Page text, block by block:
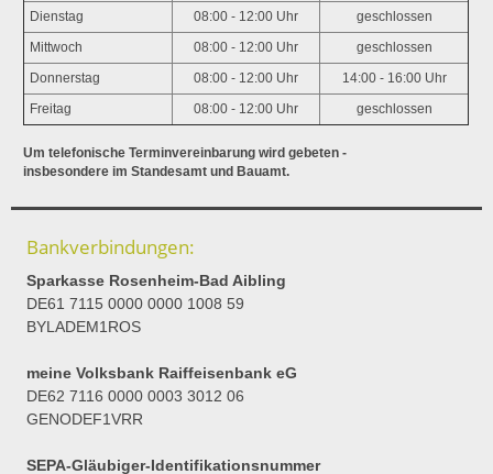
Dienstag 08:00 - 12:00 Uhr geschlossen
Mittwoch 08:00 - 12:00 Uhr geschlossen
Donnerstag 08:00 - 12:00 Uhr 14:00 - 16:00 Uhr
Freitag 08:00 - 12:00 Uhr geschlossen
Um telefonische Terminvereinbarung wird gebeten -
insbesondere im Standesamt und Bauamt.
Bankverbindungen:
Sparkasse Rosenheim-Bad Aibling
DE61 7115 0000 0000 1008 59
BYLADEM1ROS
meine Volksbank Raiffeisenbank eG
DE62 7116 0000 0003 3012 06
GENODEF1VRR
SEPA-Gläubiger-Identifikationsnummer